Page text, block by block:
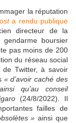
la réputation
a rendu publique
directeur de la
boursier
pas moins de 200
du réseau social
de Twitter, à savoir
« d’avoir caché des
qu’au conseil
(24/8/2022). Il
failles de
» ainsi que